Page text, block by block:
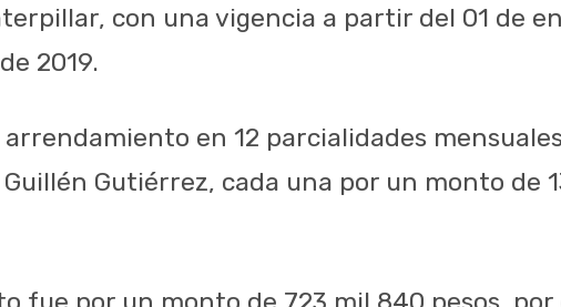
con una vigencia a partir del 01 de
2019.
en 12 parcialidades
Gutiérrez, cada una por un monto de